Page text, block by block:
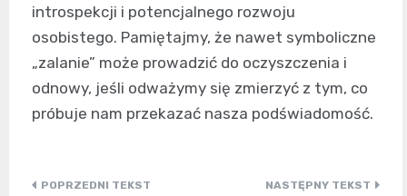
introspekcji i potencjalnego rozwoju
osobistego. Pamiętajmy, że nawet symboliczne
„zalanie” może prowadzić do oczyszczenia i
odnowy, jeśli odważymy się zmierzyć z tym, co
próbuje nam przekazać nasza podświadomość.